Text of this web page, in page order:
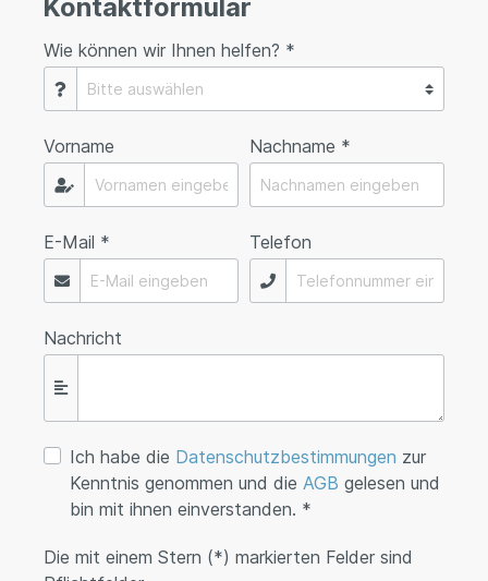
Kontaktformular
Wie können wir Ihnen helfen? *
Vorname Nachname *
E-Mail * Telefon
Nachricht
Ich habe die Datenschutzbestimmungen zur
Kenntnis genommen und die AGB gelesen und
bin mit ihnen einverstanden. *
Die mit einem Stern (*) markierten Felder sind